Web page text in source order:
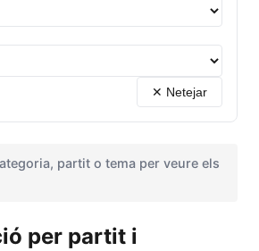
✕ Netejar
partit o tema per veure els
per partit i